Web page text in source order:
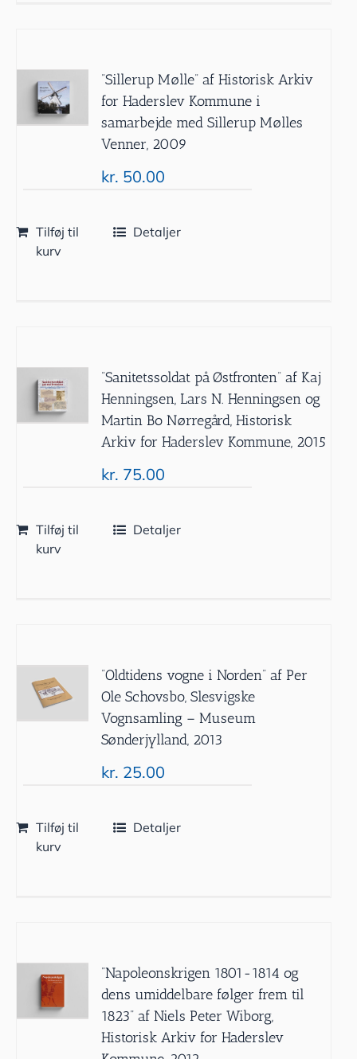
”Sillerup Mølle” af Historisk Arkiv
for Haderslev Kommune i
samarbejde med Sillerup Mølles
Venner, 2009
kr. 50.00
Tilføj til
kurv
Detaljer
”Sanitetssoldat på Østfronten” af Kaj
Henningsen, Lars N. Henningsen og
Martin Bo Nørregård, Historisk
Arkiv for Haderslev Kommune, 2015
kr. 75.00
Tilføj til
kurv
Detaljer
”Oldtidens vogne i Norden” af Per
Ole Schovsbo, Slesvigske
Vognsamling – Museum
Sønderjylland, 2013
kr. 25.00
Tilføj til
kurv
Detaljer
”Napoleonskrigen 1801-1814 og
dens umiddelbare følger frem til
1823” af Niels Peter Wiborg,
Historisk Arkiv for Haderslev